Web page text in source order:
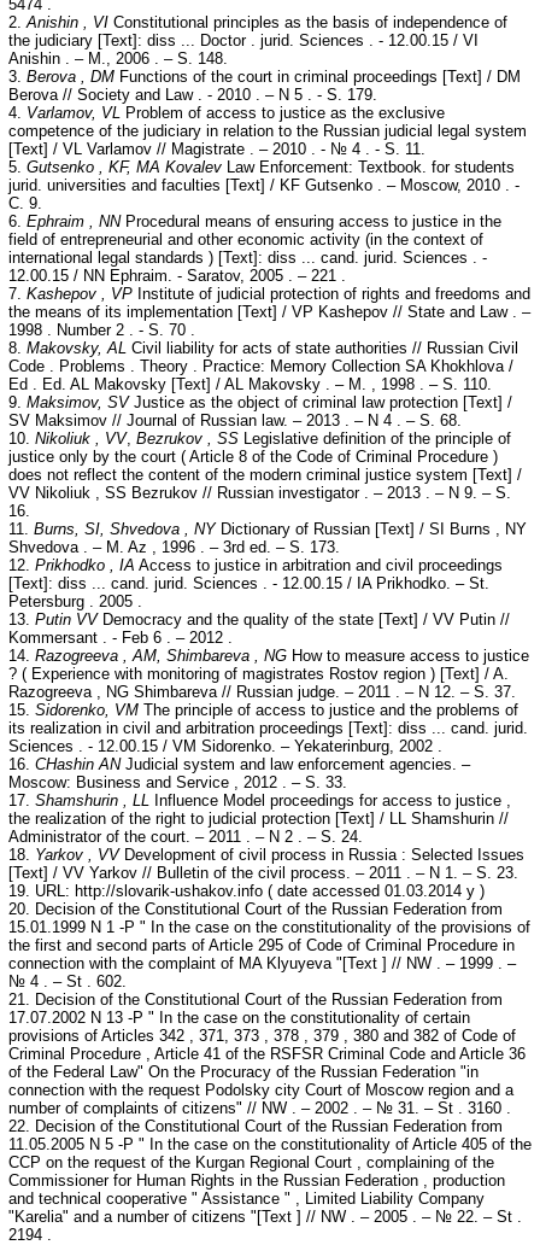
5474 .
2. Anishin , VI Constitutional principles as the basis of independence of
the judiciary [Text]: diss ... Doctor . jurid. Sciences . - 12.00.15 / VI
Anishin . – M., 2006 . – S. 148.
3. Berova , DM Functions of the court in criminal proceedings [Text] / DM
Berova // Society and Law . - 2010 . – N 5 . - S. 179.
4. Varlamov, VL Problem of access to justice as the exclusive
competence of the judiciary in relation to the Russian judicial legal system
[Text] / VL Varlamov // Magistrate . – 2010 . - № 4 . - S. 11.
5. Gutsenko , KF, MA Kovalev Law Enforcement: Textbook. for students
jurid. universities and faculties [Text] / KF Gutsenko . – Moscow, 2010 . -
C. 9.
6. Ephraim , NNProcedural means of ensuring access to justice in the
field of entrepreneurial and other economic activity (in the context of
international legal standards ) [Text]: diss ... cand. jurid. Sciences . -
12.00.15 / NN Ephraim. - Saratov, 2005 . – 221 .
7. Kashepov , VP Institute of judicial protection of rights and freedoms and
the means of its implementation [Text] / VP Kashepov // State and Law . –
1998 . Number 2 . - S. 70 .
8. Makovsky, AL Civil liability for acts of state authorities // Russian Civil
Code . Problems . Theory . Practice: Memory Collection SA Khokhlova /
Ed . Ed. AL Makovsky [Text] / AL Makovsky . – M. , 1998 . – S. 110.
9. Maksimov, SVJustice as the object of criminal law protection [Text] /
SV Maksimov // Journal of Russian law. – 2013 . – N 4 . – S. 68.
10. Nikoliuk , VV, Bezrukov , SS Legislative definition of the principle of
justice only by the court ( Article 8 of the Code of Criminal Procedure )
does not reflect the content of the modern criminal justice system [Text] /
VV Nikoliuk , SS Bezrukov // Russian investigator . – 2013 . – N 9. – S.
16.
11. Burns, SI, Shvedova , NYDictionary of Russian [Text] / SI Burns , NY
Shvedova . – M. Az , 1996 . – 3rd ed. – S. 173.
12. Prikhodko , IA Access to justice in arbitration and civil proceedings
[Text]: diss ... cand. jurid. Sciences . - 12.00.15 / IA Prikhodko. – St.
Petersburg . 2005 .
13. Putin VVDemocracy and the quality of the state [Text] / VV Putin //
Kommersant . - Feb 6 . – 2012 .
14. Razogreeva , AM, Shimbareva , NG How to measure access to justice
? ( Experience with monitoring of magistrates Rostov region ) [Text] / A.
Razogreeva , NG Shimbareva // Russian judge. – 2011 . – N 12. – S. 37.
15. Sidorenko, VM The principle of access to justice and the problems of
its realization in civil and arbitration proceedings [Text]: diss ... cand. jurid.
Sciences . - 12.00.15 / VM Sidorenko. – Yekaterinburg, 2002 .
16. CHashin ANJudicial system and law enforcement agencies. –
Moscow: Business and Service , 2012 . – S. 33.
17. Shamshurin , LL Influence Model proceedings for access to justice ,
the realization of the right to judicial protection [Text] / LL Shamshurin //
Administrator of the court. – 2011 . – N 2 . – S. 24.
18. Yarkov , VVDevelopment of civil process in Russia : Selected Issues
[Text] / VV Yarkov // Bulletin of the civil process. – 2011 . – N 1. – S. 23.
19. URL: http://slovarik-ushakov.info ( date accessed 01.03.2014 y )
20. Decision of the Constitutional Court of the Russian Federation from
15.01.1999 N 1 -P " In the case on the constitutionality of the provisions of
the first and second parts of Article 295 of Code of Criminal Procedure in
connection with the complaint of MA Klyuyeva "[Text ] // NW . – 1999 . –
№ 4 . – St . 602.
21. Decision of the Constitutional Court of the Russian Federation from
17.07.2002 N 13 -P " In the case on the constitutionality of certain
provisions of Articles 342 , 371, 373 , 378 , 379 , 380 and 382 of Code of
Criminal Procedure , Article 41 of the RSFSR Criminal Code and Article 36
of the Federal Law" On the Procuracy of the Russian Federation "in
connection with the request Podolsky city Court of Moscow region and a
number of complaints of citizens" // NW . – 2002 . – № 31. – St . 3160 .
22. Decision of the Constitutional Court of the Russian Federation from
11.05.2005 N 5 -P " In the case on the constitutionality of Article 405 of the
CCP on the request of the Kurgan Regional Court , complaining of the
Commissioner for Human Rights in the Russian Federation , production
and technical cooperative " Assistance " , Limited Liability Company
"Karelia" and a number of citizens "[Text ] // NW . – 2005 . – № 22. – St .
2194 .